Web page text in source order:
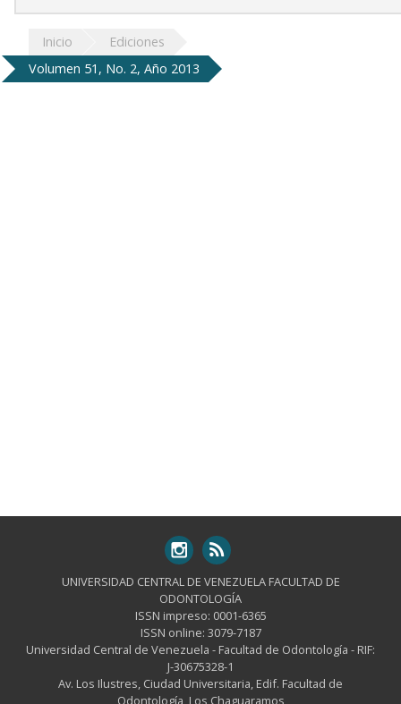
Inicio
Ediciones
Volumen 51, No. 2, Año 2013
UNIVERSIDAD CENTRAL DE VENEZUELA FACULTAD DE
ODONTOLOGÍA
ISSN impreso: 0001-6365
ISSN online: 3079-7187
Universidad Central de Venezuela - Facultad de Odontología - RIF:
J-30675328-1
Av. Los Ilustres, Ciudad Universitaria, Edif. Facultad de
Odontología, Los Chaguaramos